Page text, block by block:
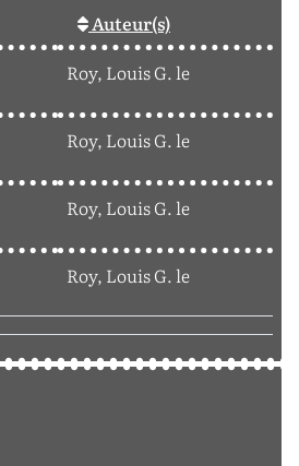
Auteur(s)
Roy, Louis G. le
Roy, Louis G. le
Roy, Louis G. le
Roy, Louis G. le